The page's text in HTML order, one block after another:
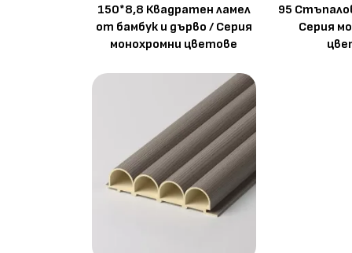
150*8,8 Квадратен ламел
от бамбук и дърво / Серия
монохромни цветове
95
Серия